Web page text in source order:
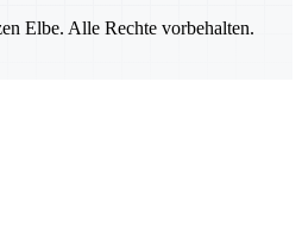
Elbe. Alle Rechte vorbehalten.